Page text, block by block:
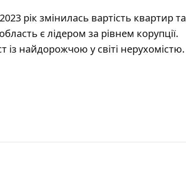
рік змінилась вартість квартирта
є лідером за рівнем корупції.
із найдорожчою у світі нерухомістю.